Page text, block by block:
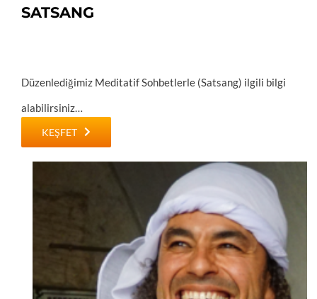
SATSANG
Düzenlediğimiz Meditatif Sohbetlerle (Satsang) ilgili bilgi
alabilirsiniz…
KEŞFET